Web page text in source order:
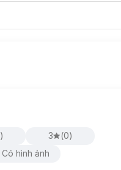
) 3 (0)
Có hình ảnh